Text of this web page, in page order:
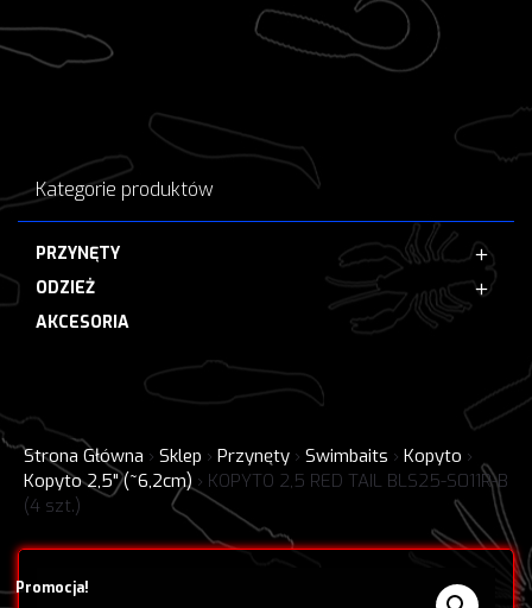
Kategorie produktów
PRZYNĘTY
ODZIEŻ
AKCESORIA
Strona Główna › Sklep › Przynęty › Swimbaits › Kopyto ›
Kopyto 2,5" (~6,2cm) › KOPYTO 2,5 RED TAIL BLS25-S011R-B
(4 szt.)
Promocja!